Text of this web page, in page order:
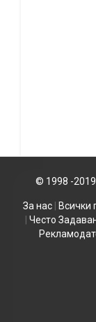
© 1998 -
За нас| Всички
Често